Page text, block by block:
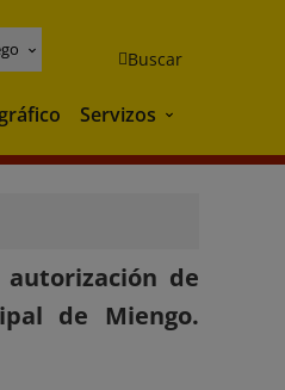
Buscar
Servizos Servizos
de
de Miengo.